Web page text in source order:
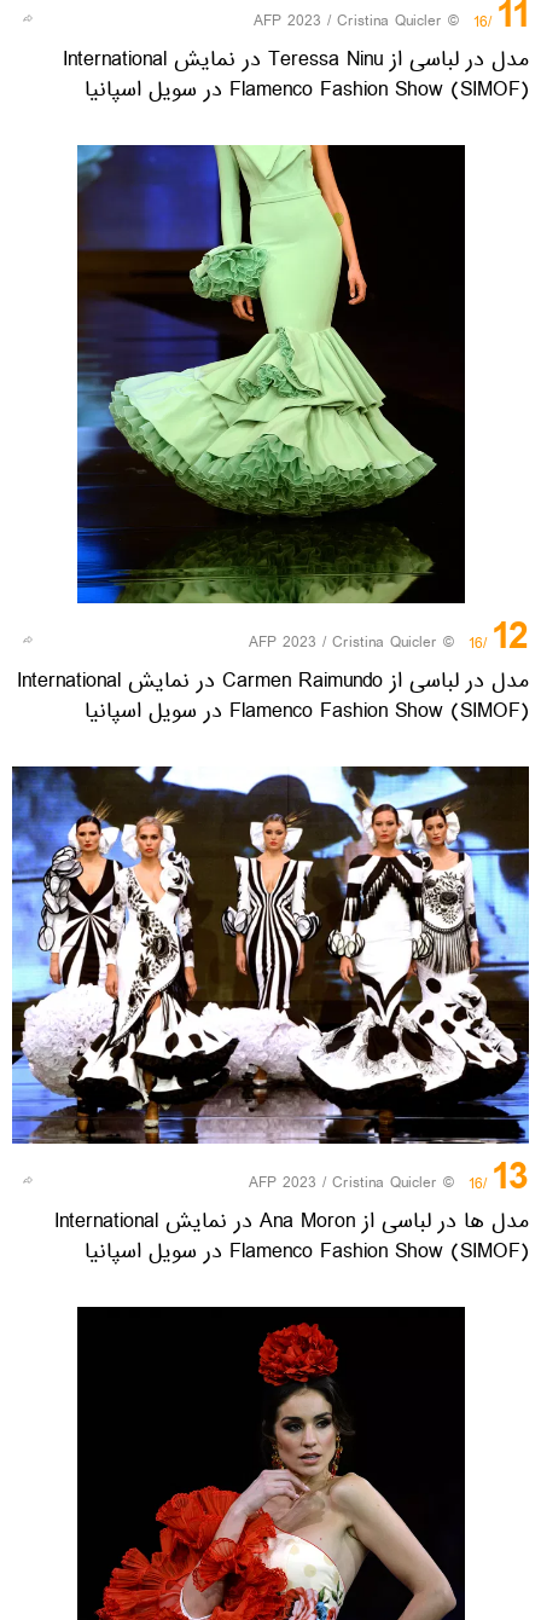
11
/16
© AFP 2023 / Cristina Quicler
مدل در لباسی از Teressa Ninu در نمایش International
Flamenco Fashion Show (SIMOF) در سویل اسپانیا
12
/16
© AFP 2023 / Cristina Quicler
مدل در لباسی از Carmen Raimundo در نمایش International
Flamenco Fashion Show (SIMOF) در سویل اسپانیا
13
/16
© AFP 2023 / Cristina Quicler
مدل ها در لباسی از Ana Moron در نمایش International
Flamenco Fashion Show (SIMOF) در سویل اسپانیا